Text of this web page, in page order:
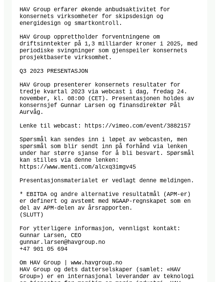
HAV Group erfarer økende anbudsaktivitet for
konsernets virksomheter for skipsdesign og
energidesign og smartkontroll.
HAV Group opprettholder forventningene om
driftsinntekter på 1,3 milliarder kroner i 2025, med
periodiske svingninger som gjenspeiler konsernets
prosjektbaserte virksomhet.
Q3 2023 PRESENTASJON
HAV Group presenterer konsernets resultater for
tredje kvartal 2023 via webcast i dag, fredag 24.
november, kl. 08:00 (CET). Presentasjonen holdes av
konsernsjef Gunnar Larsen og finansdirektør Pål
Aurvåg.
Lenke til webcast: https://vimeo.com/event/3882157
Spørsmål kan sendes inn i løpet av webcasten, men
spørsmål som blir sendt inn på forhånd via lenken
under har større sjanse for å bli besvart. Spørsmål
kan stilles via denne lenken:
https://www.menti.com/alcxq3imgv45
Presentasjonsmaterialet er vedlagt denne meldingen.
* EBITDA og andre alternative resultatmål (APM-er)
er definert og avstemt med NGAAP-regnskapet som en
del av APM-delen av årsrapporten.
(SLUTT)
For ytterligere informasjon, vennligst kontakt:
Gunnar Larsen, CEO
gunnar.larsen@havgroup.no
+47 901 05 694
Om HAV Group | www.havgroup.no
HAV Group og dets datterselskaper (samlet: «HAV
Group») er en internasjonal leverandør av teknologi